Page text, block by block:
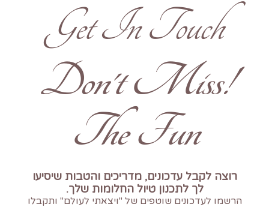
Get In Touch
!Don't Miss
The Fun